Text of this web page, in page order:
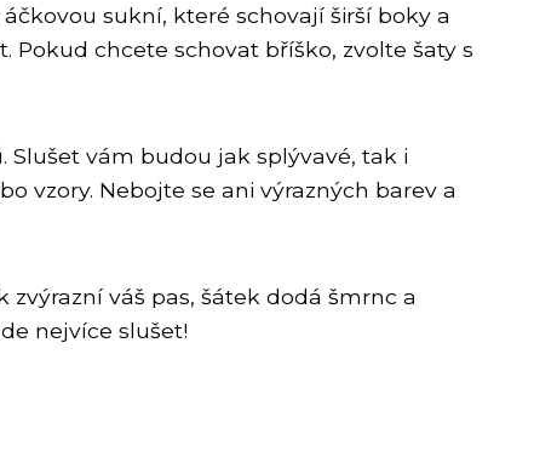
sukní, které schovají širší boky a
Pokud chcete schovat bříško, zvolte šaty s
Slušet vám budou jak splývavé, tak i
vzory. Nebojte se ani výrazných barev a
váš pas, šátek dodá šmrnc a
nejvíce slušet!